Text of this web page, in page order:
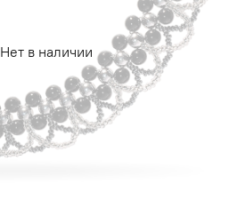
Нет в наличии